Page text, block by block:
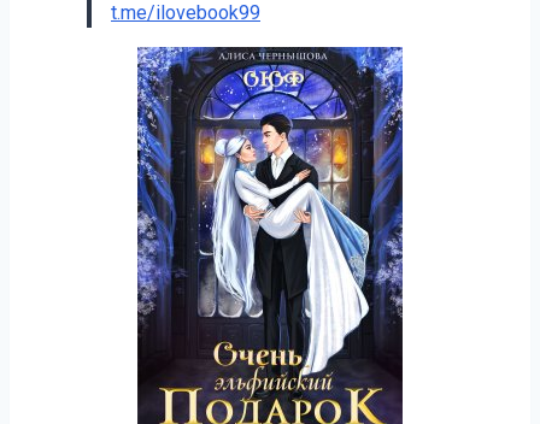
t.me/ilovebook99